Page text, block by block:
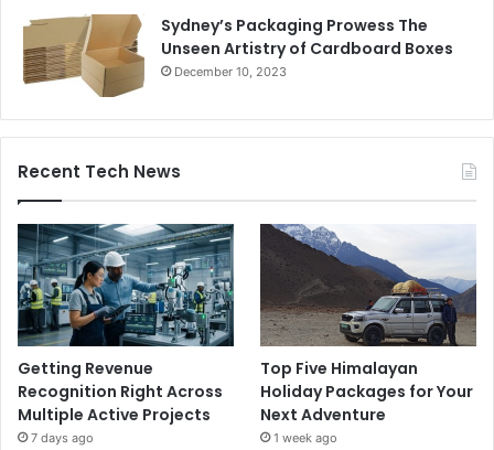
Sydney’s Packaging Prowess The
Unseen Artistry of Cardboard Boxes
December 10, 2023
Recent Tech News
Getting Revenue
Recognition Right Across
Multiple Active Projects
7 days ago
Top Five Himalayan
Holiday Packages for Your
Next Adventure
1 week ago